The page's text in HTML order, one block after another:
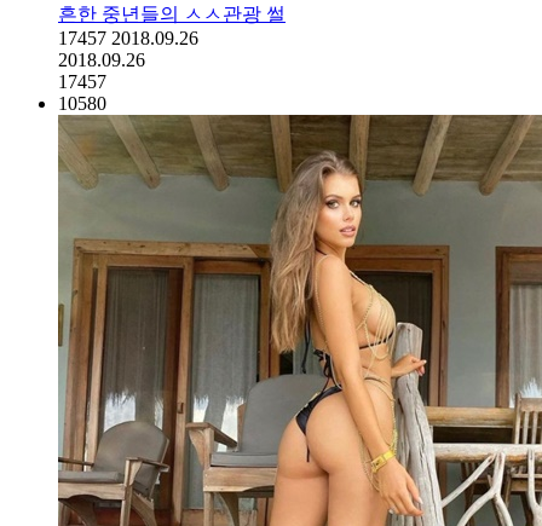
흔한 중년들의 ㅅㅅ관광 썰
17457 2018.09.26
2018.09.26
17457
10580